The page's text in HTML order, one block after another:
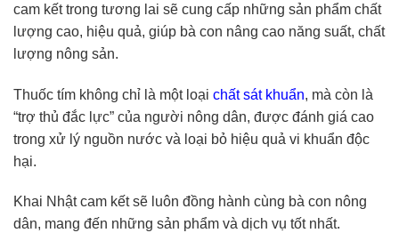
cam kết trong tương lai sẽ cung cấp những sản phẩm chất
lượng cao, hiệu quả, giúp bà con nâng cao năng suất, chất
lượng nông sản.
Thuốc tím không chỉ là một loại chất sát khuẩn, mà còn là
“trợ thủ đắc lực” của người nông dân, được đánh giá cao
trong xử lý nguồn nước và loại bỏ hiệu quả vi khuẩn độc
hại.
Khai Nhật cam kết sẽ luôn đồng hành cùng bà con nông
dân, mang đến những sản phẩm và dịch vụ tốt nhất.